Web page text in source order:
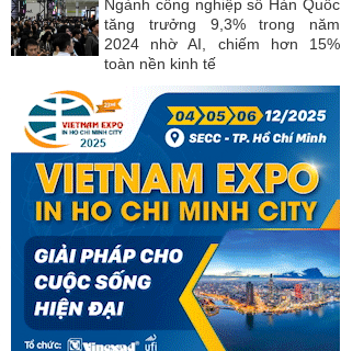
Ngành công nghiệp số Hàn Quốc
tăng trưởng 9,3% trong năm
2024 nhờ AI, chiếm hơn 15%
toàn nền kinh tế